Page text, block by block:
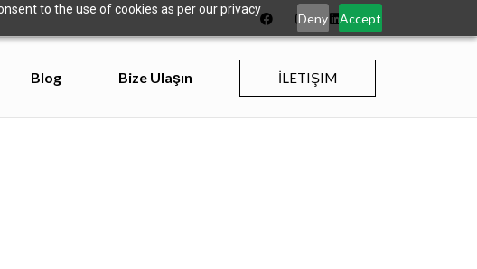
to the use of cookies as per our privacy
Deny Accept
Blog Bize Ulaşın İLETIŞIM